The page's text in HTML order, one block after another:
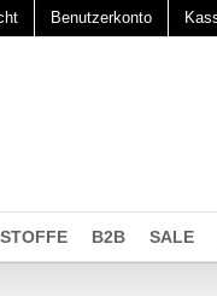
Benutzerkonto
B2B SALE